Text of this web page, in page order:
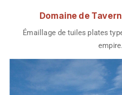
Domaine de
Émaillage de tuiles plates
empire.